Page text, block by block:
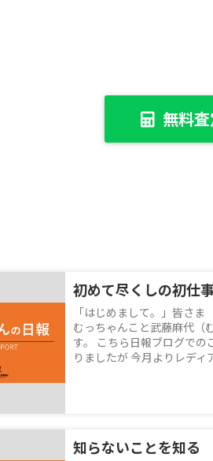
無料
初めて尽くしの初仕
「はじめまして。」皆さ
むっちゃんこと武藤麻代（
す。 こちら日報ブログでの
りましたが 今月よりレディ
知らないことを知る